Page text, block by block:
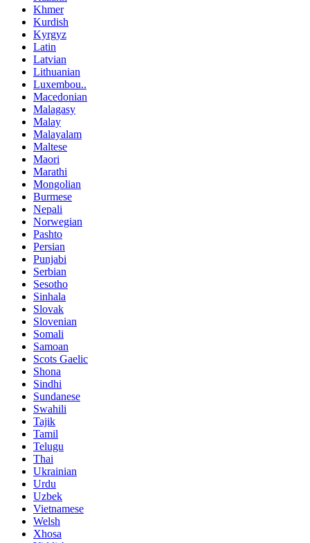
Khmer
Kurdish
Kyrgyz
Latin
Latvian
Lithuanian
Luxembou..
Macedonian
Malagasy
Malay
Malayalam
Maltese
Maori
Marathi
Mongolian
Burmese
Nepali
Norwegian
Pashto
Persian
Punjabi
Serbian
Sesotho
Sinhala
Slovak
Slovenian
Somali
Samoan
Scots Gaelic
Shona
Sindhi
Sundanese
Swahili
Tajik
Tamil
Telugu
Thai
Ukrainian
Urdu
Uzbek
Vietnamese
Welsh
Xhosa